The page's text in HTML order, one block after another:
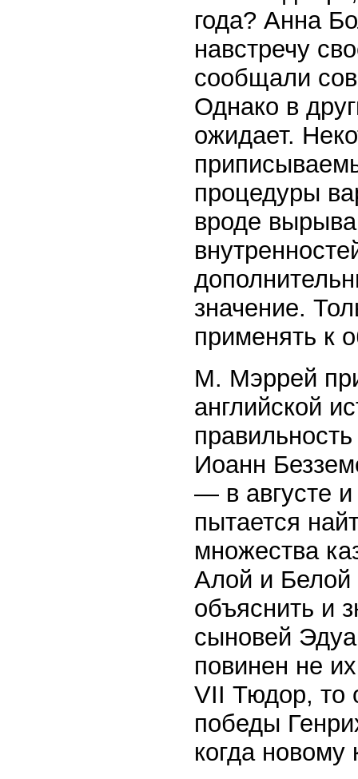
года? Анна
навстречу
сообщали
Однако в
ожидает.
процедуры
вроде
значение.
применять к
М. Мэррей
английской
Иоанн
— в августе и
пытается
множества
Алой и Белой
объяснить и
сыновей
повинен не
VII Тюдор, то
победы
когда